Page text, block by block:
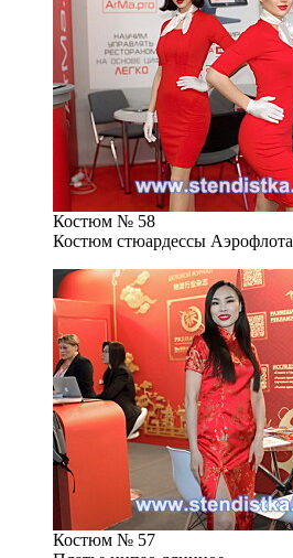
Костюм № 58
Костюм стюардессы Аэрофлота
Костюм № 57